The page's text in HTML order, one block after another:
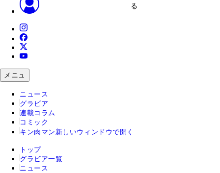
る
メニュ
ニュース
グラビア
連載コラム
コミック
キン肉マン 新しいウィンドウで開く
トップ
グラビア一覧
ニュース